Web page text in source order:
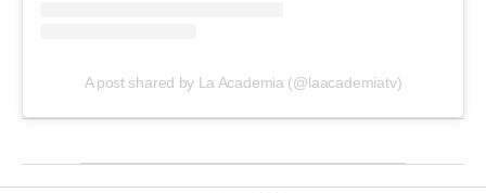
A post shared by La Academia (@laacademiatv)